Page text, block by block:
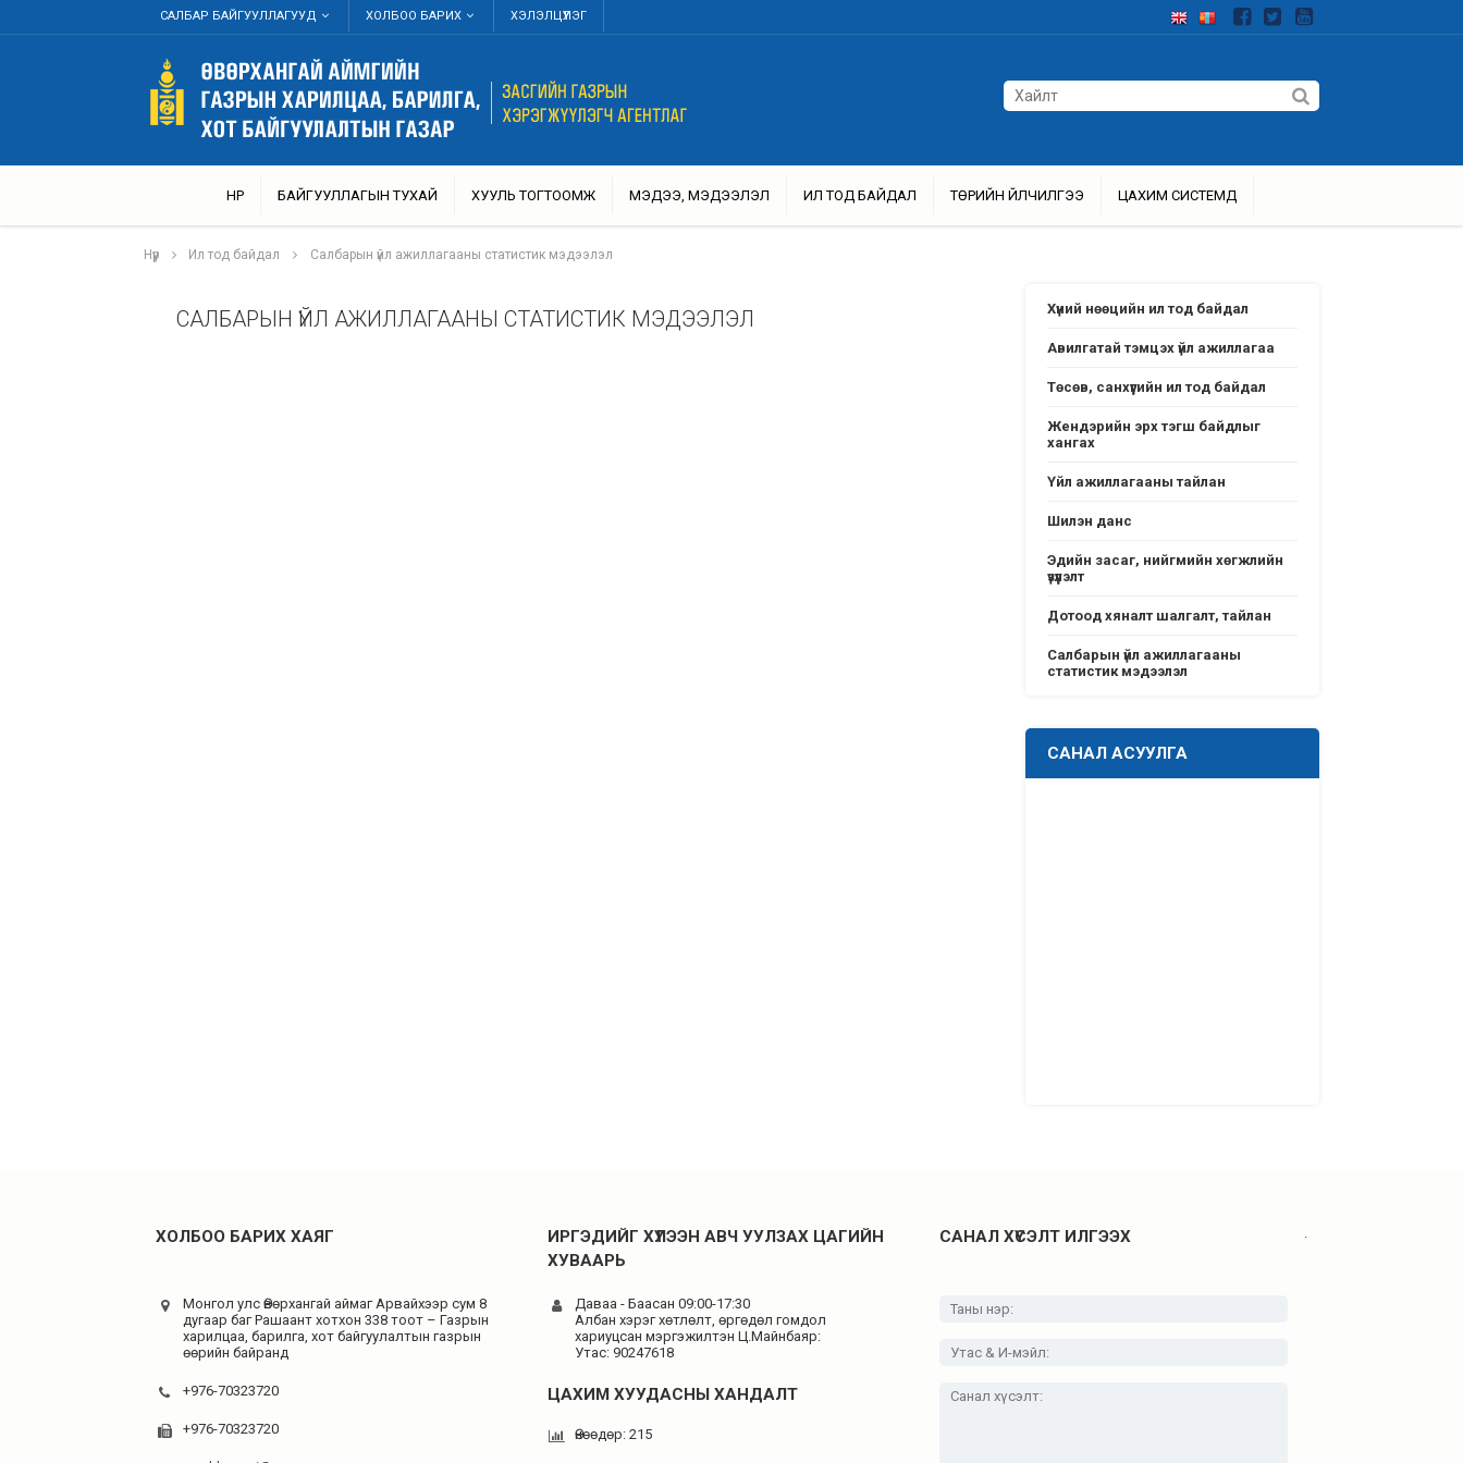
САЛБАР БАЙГУУЛЛАГУУД ХОЛБОО БАРИХ ХЭЛЭЛЦҮҮЛЭГ
НҮҮР БАЙГУУЛЛАГЫН ТУХАЙ ХУУЛЬ ТОГТООМЖ МЭДЭЭ, МЭДЭЭЛЭЛ ИЛ ТОД БАЙДАЛ ТӨРИЙН ҮЙЛЧИЛГЭЭ ЦАХИМ СИСТЕМҮҮД
Нүүр Ил тод байдал Салбарын үйл ажиллагааны статистик мэдээлэл
САЛБАРЫН ҮЙЛ АЖИЛЛАГААНЫ СТАТИСТИК МЭДЭЭЛЭЛ Хүний нөөцийн ил тод байдал
Авилгатай тэмцэх үйл ажиллагаа
Төсөв, санхүүгийн ил тод байдал
Жендэрийн эрх тэгш байдлыг
хангах
Үйл ажиллагааны тайлан
Шилэн данс
Эдийн засаг, нийгмийн хөгжлийн
үзүүлэлт
Дотоод хяналт шалгалт, тайлан
Салбарын үйл ажиллагааны
статистик мэдээлэл
САНАЛ АСУУЛГА
ХОЛБОО БАРИХ ХАЯГ
Монгол улс Өвөрхангай аймаг Арвайхээр сум 8
дугаар баг Рашаант хотхон 338 тоот – Газрын
харилцаа, барилга, хот байгуулалтын газрын
өөрийн байранд
+976-70323720
+976-70323720
ИРГЭДИЙГ ХҮЛЭЭН АВЧ УУЛЗАХ ЦАГИЙН
ХУВААРЬ
Даваа - Баасан 09:00-17:30
Албан хэрэг хөтлөлт, өргөдөл гомдол
хариуцсан мэргэжилтэн Ц.Майнбаяр:
Утас: 90247618
ЦАХИМ ХУУДАСНЫ ХАНДАЛТ
Өнөөдөр: 215
САНАЛ ХҮСЭЛТ ИЛГЭЭХ .